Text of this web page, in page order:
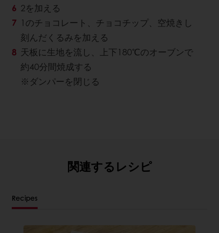
2を加える
1のチョコレート、チョコチップ、空焼きし
刻んだくるみを加える
天板に生地を流し、上下180℃のオーブンで
約40分間焼成する
※ダンパーを閉じる
関連するレシピ
Recipes